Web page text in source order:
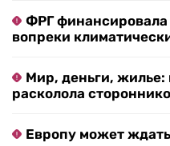
ФРГ
вопреки
Мир, деньги, жилье:
расколола
Европу может